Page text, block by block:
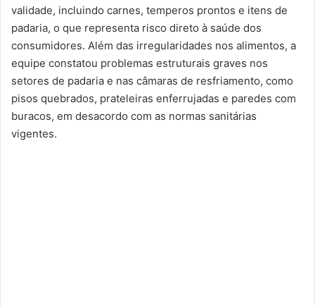
validade, incluindo carnes, temperos prontos e itens de
padaria, o que representa risco direto à saúde dos
consumidores. Além das irregularidades nos alimentos, a
equipe constatou problemas estruturais graves nos
setores de padaria e nas câmaras de resfriamento, como
pisos quebrados, prateleiras enferrujadas e paredes com
buracos, em desacordo com as normas sanitárias
vigentes.